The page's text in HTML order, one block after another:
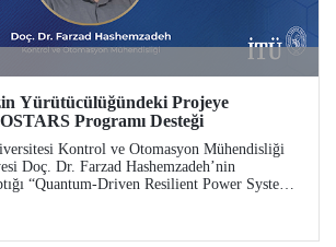
Yürütücülüğündeki Projeye
Programı Desteği
Kontrol ve Otomasyon Mühendisliği
Doç. Dr. Farzad Hashemzadeh’nin
“Quantum-Driven Resilient Power Systems:
Security for the Future” başlıklı projesi,
Programı kapsamında desteklenmeye hak